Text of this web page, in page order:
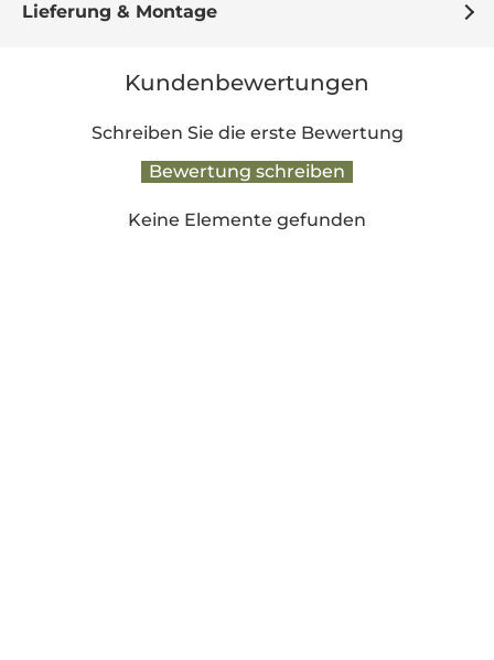
Lieferung & Montage
Kundenbewertungen
Schreiben Sie die erste Bewertung
Bewertung schreiben
Keine Elemente gefunden